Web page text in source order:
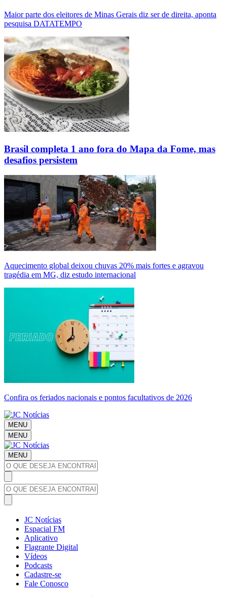
Maior parte dos eleitores de Minas Gerais diz ser de direita, aponta
pesquisa DATATEMPO
Brasil completa 1 ano fora do Mapa da Fome, mas
desafios persistem
Aquecimento global deixou chuvas 20% mais fortes e agravou
tragédia em MG, diz estudo internacional
Confira os feriados nacionais e pontos facultativos de 2026
MENU
MENU
MENU
JC Notícias
Espacial FM
Aplicativo
Flagrante Digital
Vídeos
Podcasts
Cadastre-se
Fale Conosco